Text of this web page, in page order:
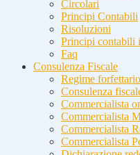
Circolari
Principi Contabili
Risoluzioni
Principi contabili
Faq
Consulenza Fiscale
Regime forfettario
Consulenza
Commercialista
Commercialista
Commercialista
Commercialista